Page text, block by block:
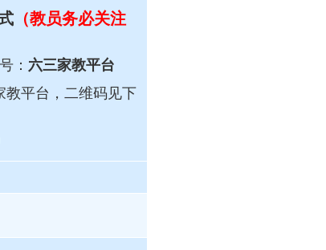
（教员务必关注
： 六三家教平台
教平台， 二维码见下